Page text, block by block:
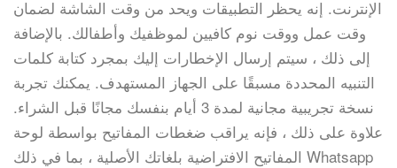
الإنترنت. إنه يحظر التطبيقات ويحد من وقت الشاشة لضمان
وقت عمل ووقت نوم كافيين لموظفيك وأطفالك. بالإضافة
إلى ذلك ، سيتم إرسال الإخطارات إليك بمجرد كتابة كلمات
التنبيه المحددة مسبقًا على الجهاز المستهدف. يمكنك تجربة
نسخة تجريبية مجانية لمدة 3 أيام بنفسك مجانًا قبل الشراء.
علاوة على ذلك ، فإنه يراقب ضغطات المفاتيح بواسطة لوحة
المفاتيح الافتراضية بلغاتك الأصلية ، بما في ذلك Whatsapp